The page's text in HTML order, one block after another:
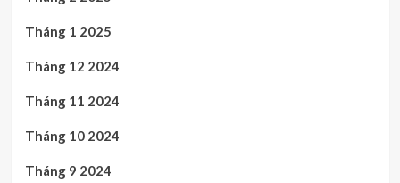
Tháng 1 2025
Tháng 12 2024
Tháng 11 2024
Tháng 10 2024
Tháng 9 2024